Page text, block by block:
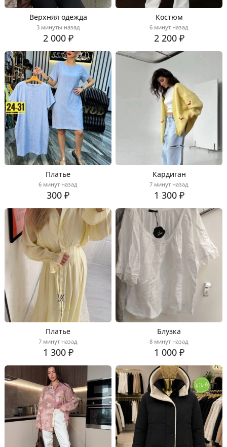
Верхняя одежда
3 минуты назад
2 000 ₽
Костюм
6 минут назад
2 200 ₽
Платье
6 минут назад
300 ₽
Кардиган
7 минут назад
1 300 ₽
Платье
7 минут назад
1 300 ₽
Блузка
8 минут назад
1 000 ₽